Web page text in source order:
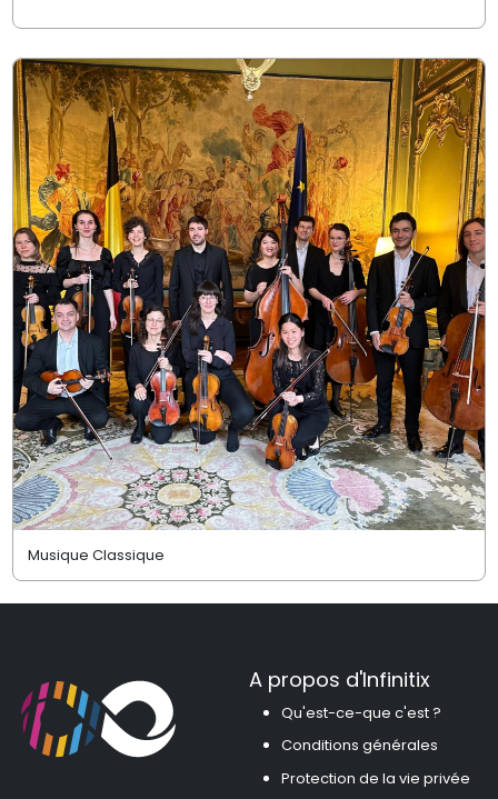
Musique Classique
A propos d'Infinitix
Qu'est-ce-que c'est ?
Conditions générales
Protection de la vie privée